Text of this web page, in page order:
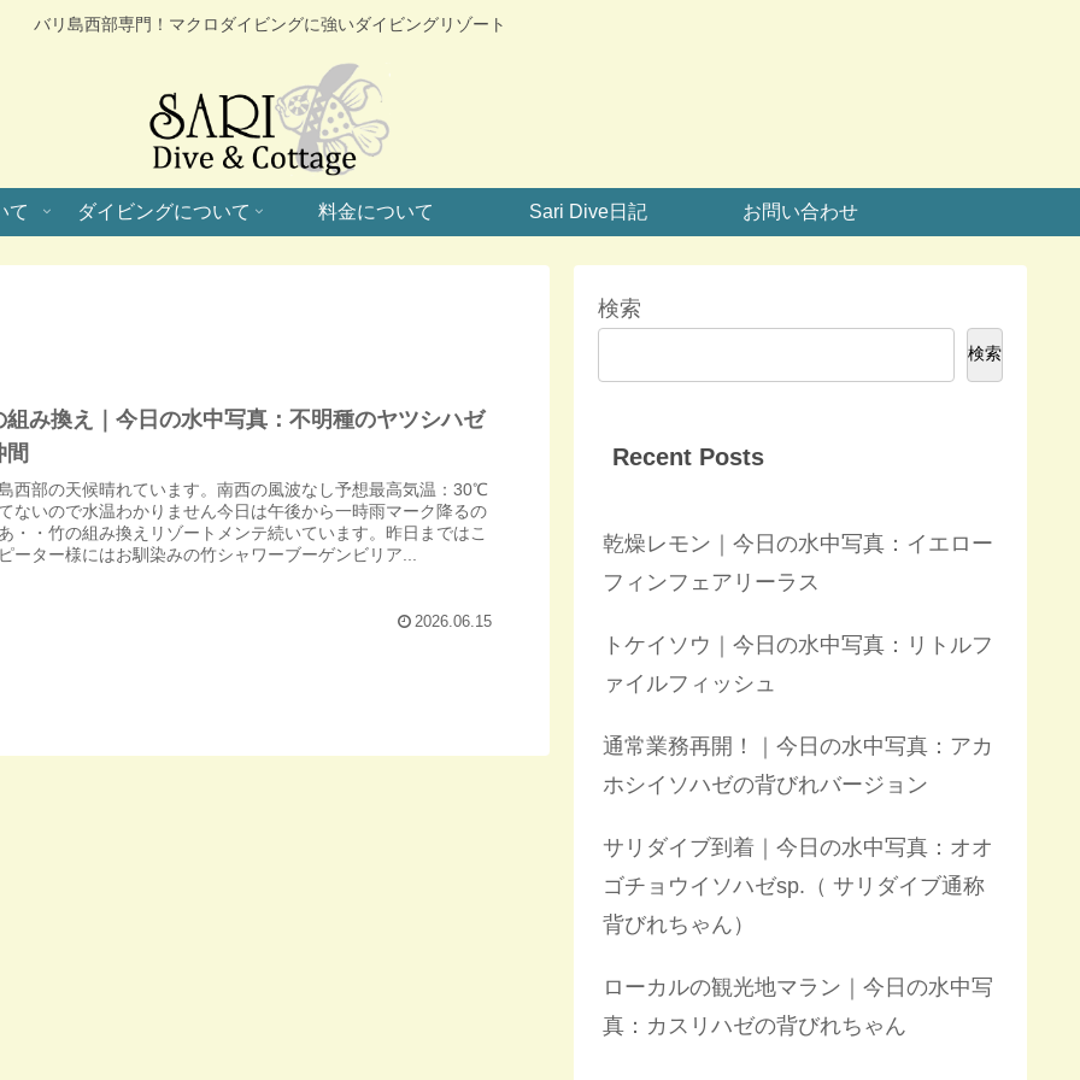
バリ島西部専門！マクロダイビングに強いダイビングリゾート
て ダイビングについて 料金について Sari Dive日記 お問い合わせ
組み換え｜今日の水中写真：不明種のヤツシハゼ
間
西部の天候晴れています。南西の風波なし予想最高気温：30℃
ないので水温わかりません今日は午後から一時雨マーク降るの
・・竹の組み換えリゾートメンテ続いています。昨日まではこ
ーター様にはお馴染みの竹シャワーブーゲンビリア...
2026.06.15
検索
検索
Recent Posts
乾燥レモン｜今日の水中写真：イエロー
フィンフェアリーラス
トケイソウ｜今日の水中写真：リトルフ
ァイルフィッシュ
通常業務再開！｜今日の水中写真：アカ
ホシイソハゼの背びれバージョン
サリダイブ到着｜今日の水中写真：オオ
ゴチョウイソハゼsp.（ サリダイブ通称
背びれちゃん）
ローカルの観光地マラン｜今日の水中写
真：カスリハゼの背びれちゃん